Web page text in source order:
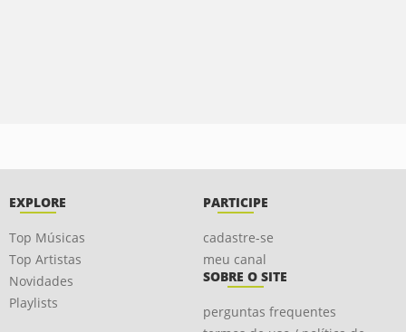
EXPLORE
Top Músicas
Top Artistas
Novidades
Playlists
PARTICIPE
cadastre-se
meu canal
SOBRE O SITE
perguntas frequentes